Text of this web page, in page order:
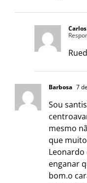
Barbosa 7
Sou
mesmo
que
enganar
bom.o